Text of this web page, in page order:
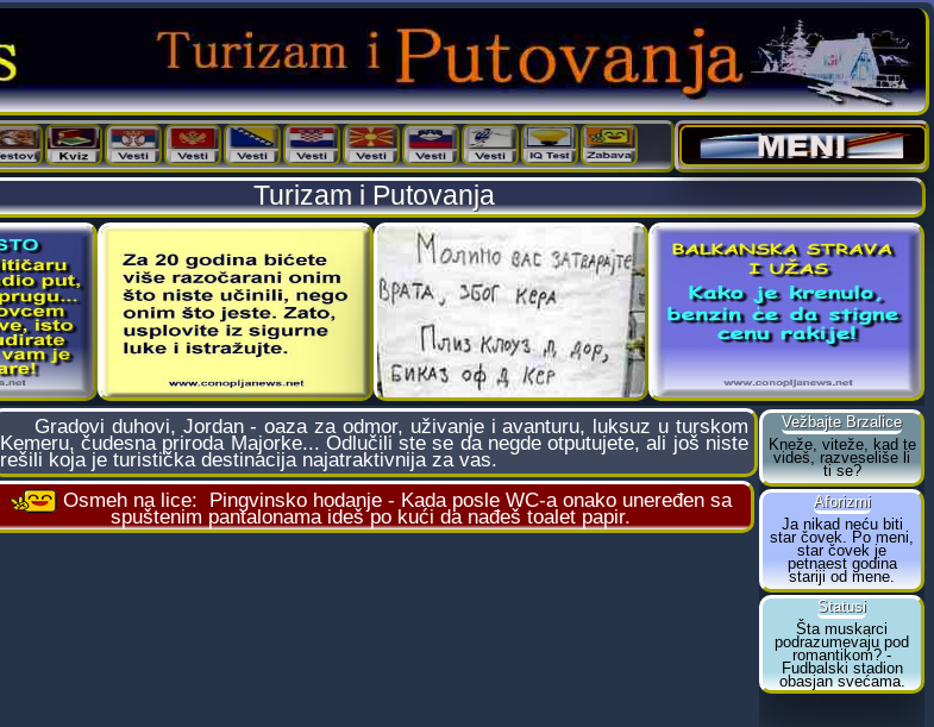
Turizam i Putovanja
Gradovi duhovi, Jordan - oaza za odmor, uživanje i avanturu, luksuz u turskom
Kemeru, čudesna priroda Majorke... Odlučili ste se da negde otputujete, ali još niste
rešili koja je turistička destinacija najatraktivnija za vas.
Osmeh na lice: Pingvinsko hodanje - Kada posle WC-a onako uneređen sa
spuštenim pantalonama ideš po kući da nađeš toalet papir.